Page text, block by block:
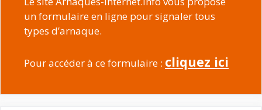
un formulaire en ligne pour signaler tous
types d’arnaque.
Pour accéder à ce formulaire : cliquez ici